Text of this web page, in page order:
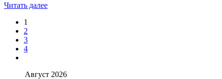
Читать далее
1
2
3
4
Август 2026